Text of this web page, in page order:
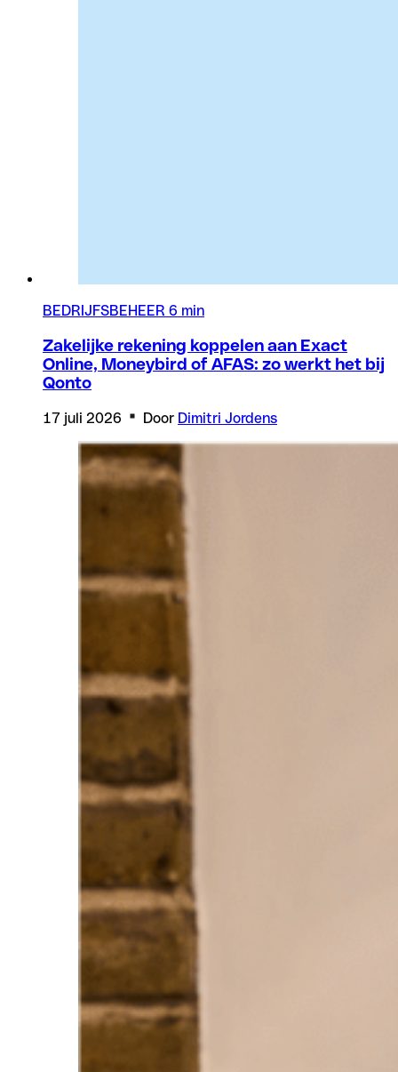
BEDRIJFSBEHEER 6 min
Zakelijke rekening koppelen aan Exact
Online, Moneybird of AFAS: zo werkt het bij
Qonto
17 juli 2026 Door Dimitri Jordens